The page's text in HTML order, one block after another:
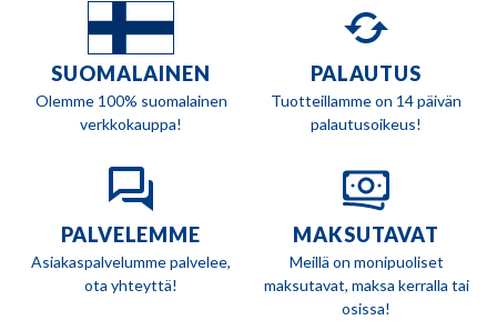
SUOMALAINEN
Olemme 100% suomalainen
verkkokauppa!
PALAUTUS
Tuotteillamme on 14 päivän
palautusoikeus!
PALVELEMME
Asiakaspalvelumme palvelee,
ota yhteyttä!
MAKSUTAVAT
Meillä on monipuoliset
maksutavat, maksa kerralla tai
osissa!